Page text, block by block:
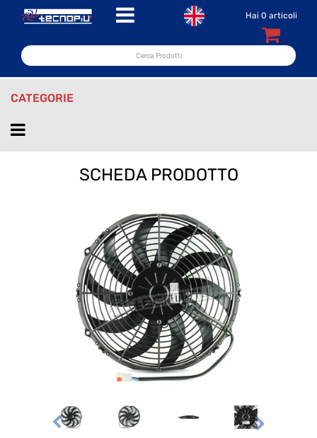
Open menu Hai 0 articoli
CATEGORIE
Open menu
SCHEDA PRODOTTO